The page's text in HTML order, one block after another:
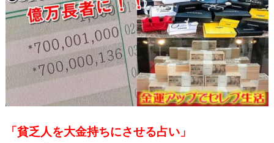
「貧乏人を大金持ちにさせる占い」